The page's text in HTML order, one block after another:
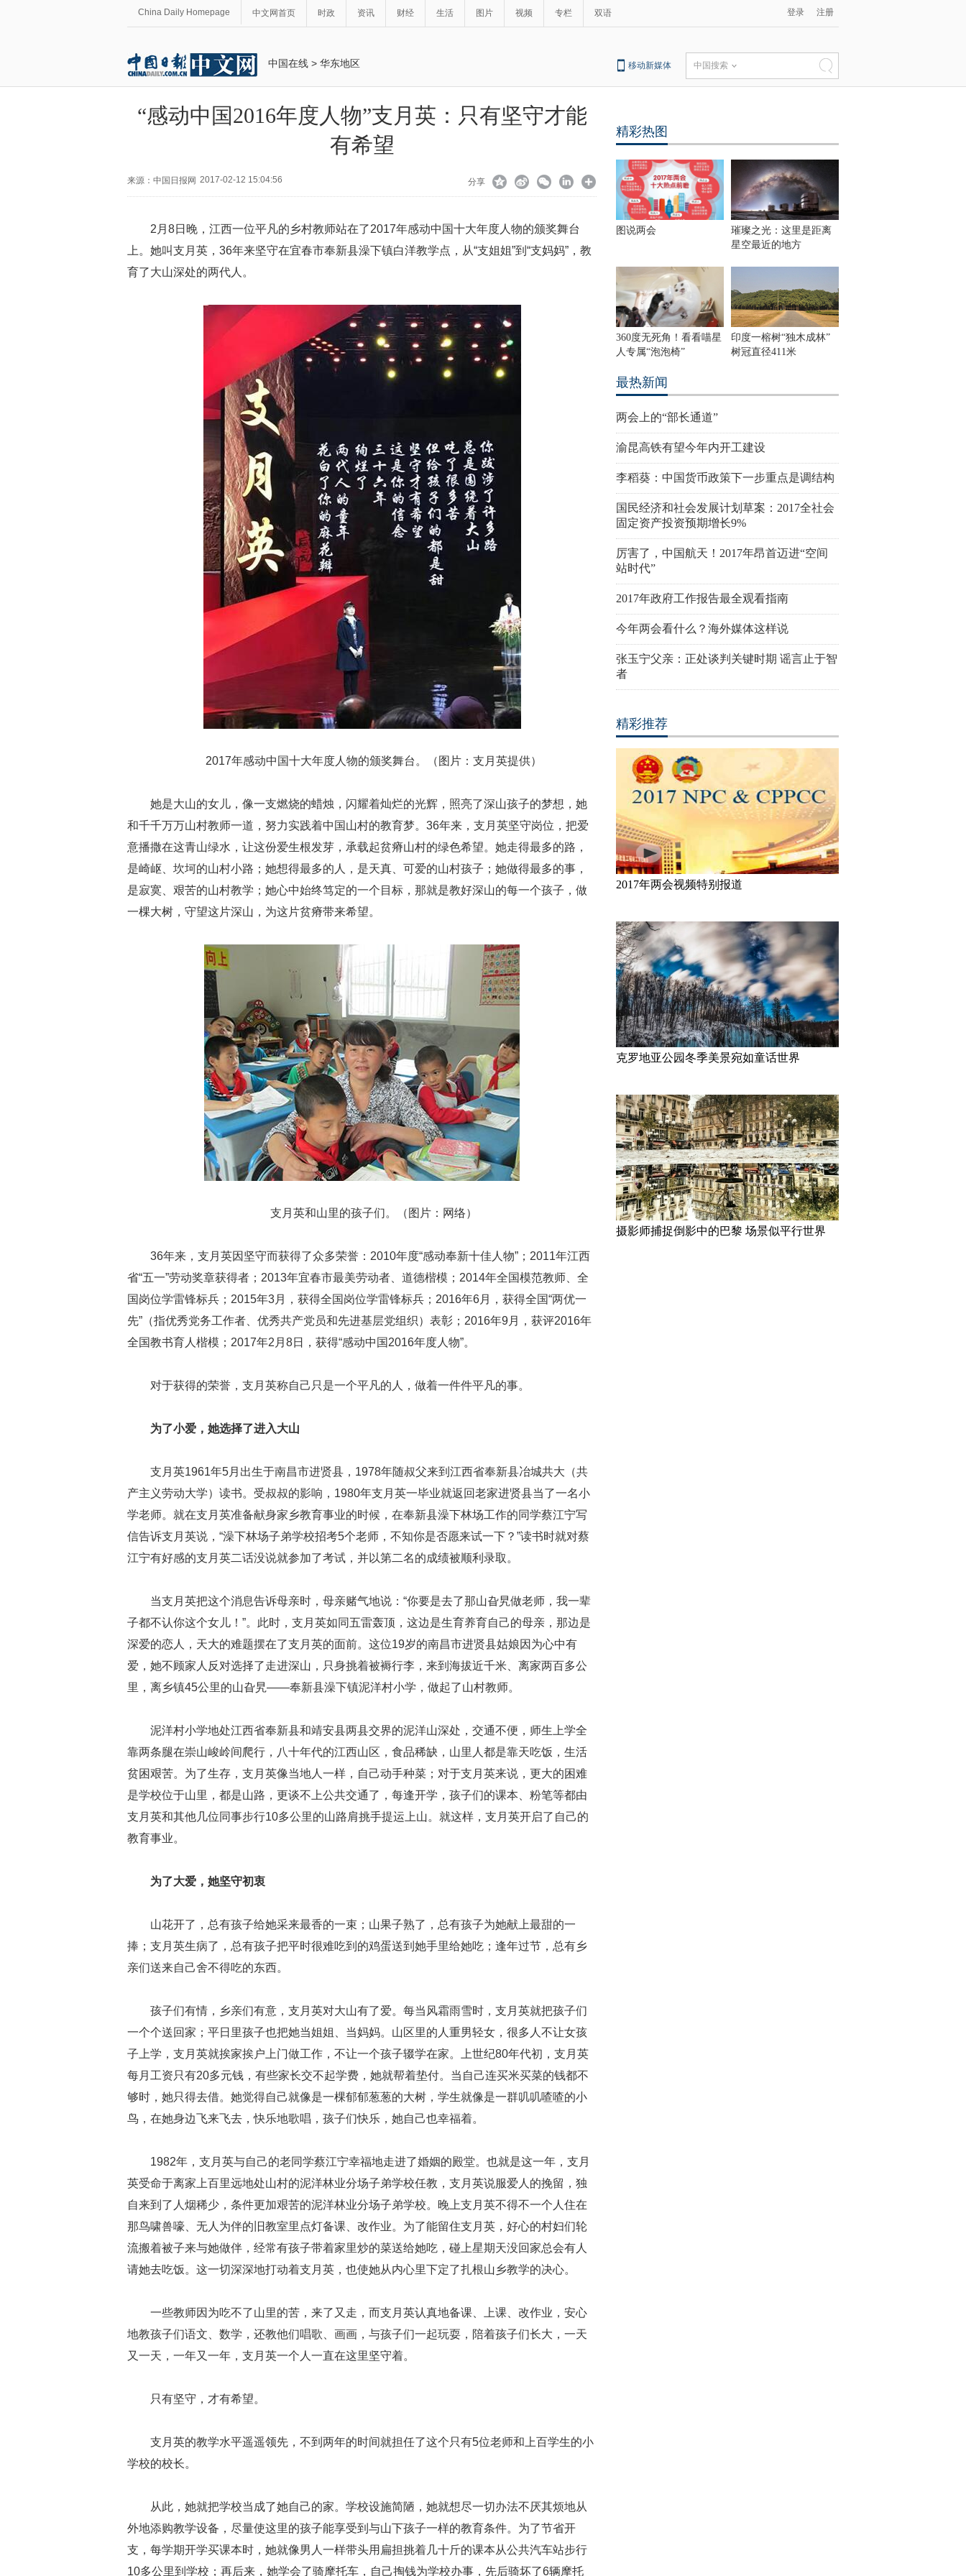
China Daily Homepage 中文网首页 时政 资讯 财经 生活 图片 视频 专栏 双语 登录 注册
中国在线 > 华东地区 移动新媒体 中国搜索
“感动中国2016年度人物”支月英：只有坚守才能
有希望
来源：中国日报网 2017-02-12 15:04:56 分享
2月8日晚，江西一位平凡的乡村教师站在了2017年感动中国十大年度人物的颁奖舞台
上。她叫支月英，36年来坚守在宜春市奉新县澡下镇白洋教学点，从“支姐姐”到“支妈妈”，教
育了大山深处的两代人。
2017年感动中国十大年度人物的颁奖舞台。（图片：支月英提供）
她是大山的女儿，像一支燃烧的蜡烛，闪耀着灿烂的光辉，照亮了深山孩子的梦想，她
和千千万万山村教师一道，努力实践着中国山村的教育梦。36年来，支月英坚守岗位，把爱
意播撒在这青山绿水，让这份爱生根发芽，承载起贫瘠山村的绿色希望。她走得最多的路，
是崎岖、坎坷的山村小路；她想得最多的人，是天真、可爱的山村孩子；她做得最多的事，
是寂寞、艰苦的山村教学；她心中始终笃定的一个目标，那就是教好深山的每一个孩子，做
一棵大树，守望这片深山，为这片贫瘠带来希望。
支月英和山里的孩子们。（图片：网络）
36年来，支月英因坚守而获得了众多荣誉：2010年度“感动奉新十佳人物”；2011年江西
省“五一”劳动奖章获得者；2013年宜春市最美劳动者、道德楷模；2014年全国模范教师、全
国岗位学雷锋标兵；2015年3月，获得全国岗位学雷锋标兵；2016年6月，获得全国“两优一
先”（指优秀党务工作者、优秀共产党员和先进基层党组织）表彰；2016年9月，获评2016年
全国教书育人楷模；2017年2月8日，获得“感动中国2016年度人物”。
对于获得的荣誉，支月英称自己只是一个平凡的人，做着一件件平凡的事。
为了小爱，她选择了进入大山
支月英1961年5月出生于南昌市进贤县，1978年随叔父来到江西省奉新县冶城共大（共
产主义劳动大学）读书。受叔叔的影响，1980年支月英一毕业就返回老家进贤县当了一名小
学老师。就在支月英准备献身家乡教育事业的时候，在奉新县澡下林场工作的同学蔡江宁写
信告诉支月英说，“澡下林场子弟学校招考5个老师，不知你是否愿来试一下？”读书时就对蔡
江宁有好感的支月英二话没说就参加了考试，并以第二名的成绩被顺利录取。
当支月英把这个消息告诉母亲时，母亲赌气地说：“你要是去了那山旮旯做老师，我一辈
子都不认你这个女儿！”。此时，支月英如同五雷轰顶，这边是生育养育自己的母亲，那边是
深爱的恋人，天大的难题摆在了支月英的面前。这位19岁的南昌市进贤县姑娘因为心中有
爱，她不顾家人反对选择了走进深山，只身挑着被褥行李，来到海拔近千米、离家两百多公
里，离乡镇45公里的山旮旯——奉新县澡下镇泥洋村小学，做起了山村教师。
泥洋村小学地处江西省奉新县和靖安县两县交界的泥洋山深处，交通不便，师生上学全
靠两条腿在崇山峻岭间爬行，八十年代的江西山区，食品稀缺，山里人都是靠天吃饭，生活
贫困艰苦。为了生存，支月英像当地人一样，自己动手种菜；对于支月英来说，更大的困难
是学校位于山里，都是山路，更谈不上公共交通了，每逢开学，孩子们的课本、粉笔等都由
支月英和其他几位同事步行10多公里的山路肩挑手提运上山。就这样，支月英开启了自己的
教育事业。
为了大爱，她坚守初衷
山花开了，总有孩子给她采来最香的一束；山果子熟了，总有孩子为她献上最甜的一
捧；支月英生病了，总有孩子把平时很难吃到的鸡蛋送到她手里给她吃；逢年过节，总有乡
亲们送来自己舍不得吃的东西。
孩子们有情，乡亲们有意，支月英对大山有了爱。每当风霜雨雪时，支月英就把孩子们
一个个送回家；平日里孩子也把她当姐姐、当妈妈。山区里的人重男轻女，很多人不让女孩
子上学，支月英就挨家挨户上门做工作，不让一个孩子辍学在家。上世纪80年代初，支月英
每月工资只有20多元钱，有些家长交不起学费，她就帮着垫付。当自己连买米买菜的钱都不
够时，她只得去借。她觉得自己就像是一棵郁郁葱葱的大树，学生就像是一群叽叽喳喳的小
鸟，在她身边飞来飞去，快乐地歌唱，孩子们快乐，她自己也幸福着。
1982年，支月英与自己的老同学蔡江宁幸福地走进了婚姻的殿堂。也就是这一年，支月
英受命于离家上百里远地处山村的泥洋林业分场子弟学校任教，支月英说服爱人的挽留，独
自来到了人烟稀少，条件更加艰苦的泥洋林业分场子弟学校。晚上支月英不得不一个人住在
那鸟啸兽嚎、无人为伴的旧教室里点灯备课、改作业。为了能留住支月英，好心的村妇们轮
流搬着被子来与她做伴，经常有孩子带着家里炒的菜送给她吃，碰上星期天没回家总会有人
请她去吃饭。这一切深深地打动着支月英，也使她从内心里下定了扎根山乡教学的决心。
一些教师因为吃不了山里的苦，来了又走，而支月英认真地备课、上课、改作业，安心
地教孩子们语文、数学，还教他们唱歌、画画，与孩子们一起玩耍，陪着孩子们长大，一天
又一天，一年又一年，支月英一个人一直在这里坚守着。
只有坚守，才有希望。
支月英的教学水平遥遥领先，不到两年的时间就担任了这个只有5位老师和上百学生的小
学校的校长。
从此，她就把学校当成了她自己的家。学校设施简陋，她就想尽一切办法不厌其烦地从
外地添购教学设备，尽量使这里的孩子能享受到与山下孩子一样的教育条件。为了节省开
支，每学期开学买课本时，她就像男人一样带头用扁担挑着几十斤的课本从公共汽车站步行
10多公里到学校；再后来，她学会了骑摩托车，自己掏钱为学校办事，先后骑坏了6辆摩托
精彩热图
图说两会
璀璨之光：这里是距离
星空最近的地方
360度无死角！看看喵星
人专属“泡泡椅”
印度一榕树“独木成林”
树冠直径411米
最热新闻
两会上的“部长通道”
渝昆高铁有望今年内开工建设
李稻葵：中国货币政策下一步重点是调结构
国民经济和社会发展计划草案：2017全社会
固定资产投资预期增长9%
厉害了，中国航天！2017年昂首迈进“空间
站时代”
2017年政府工作报告最全观看指南
今年两会看什么？海外媒体这样说
张玉宁父亲：正处谈判关键时期 谣言止于智
者
精彩推荐
2017年两会视频特别报道
克罗地亚公园冬季美景宛如童话世界
摄影师捕捉倒影中的巴黎 场景似平行世界